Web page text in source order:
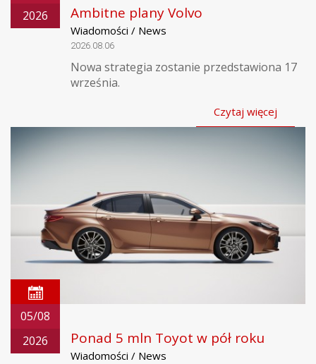
2026
Ambitne plany Volvo
Wiadomości / News
2026.08.06
Nowa strategia zostanie przedstawiona 17
września.
Czytaj więcej
05/08
2026
Ponad 5 mln Toyot w pół roku
Wiadomości / News